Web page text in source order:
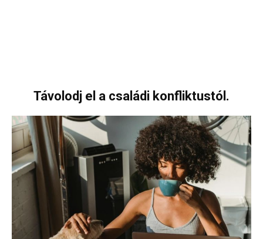
Távolodj el a családi konfliktustól.